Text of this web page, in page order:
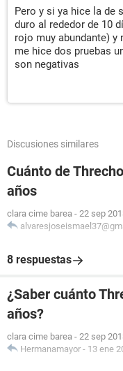
Pero y si ya hice la de
duro al rededor de 10
rojo muy abundante) y
me hice dos pruebas
son negativas
Discusiones similares
Cuánto de
años
clara cime barea - 22 sep
8 respuestas
¿Saber cuánto
años?
clara cime barea - 22 sep
Hermanamayor - 13 ene